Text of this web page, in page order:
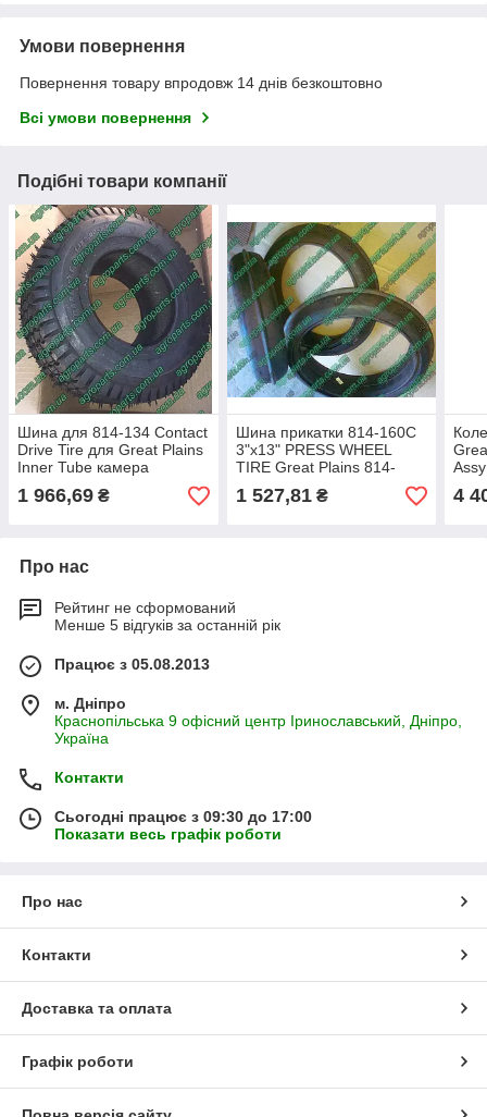
Умови повернення
Повернення товару впродовж 14 днів безкоштовно
Всі умови повернення
Подібні товари компанії
Шина для 814-134 Contact
Drive Tire для Great Plains
Inner Tube камера
контактного колеса
1 966,69 ₴
Шина прикатки 814-160C
3"х13" PRESS WHEEL
TIRE Great Plains 814-
160с
1 527,81₴
RIB
4
Про нас
Рейтинг не сформований
Менше 5 відгуків за останній рік
Працює з 05.08.2013
м. Дніпро
Краснопільська 9 офісний центр Іринославський, Дніпро,
Україна
Контакти
Сьогодні працює з 09:30 до 17:00
Показати весь графік роботи
Про нас
Контакти
Доставка та оплата
Графік роботи